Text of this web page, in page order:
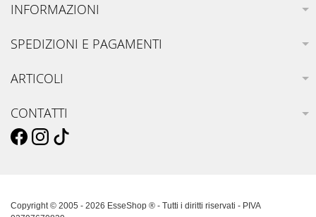
INFORMAZIONI
SPEDIZIONI E PAGAMENTI
ARTICOLI
CONTATTI
Copyright © 2005 - 2026 EsseShop ® - Tutti i diritti riservati - PIVA